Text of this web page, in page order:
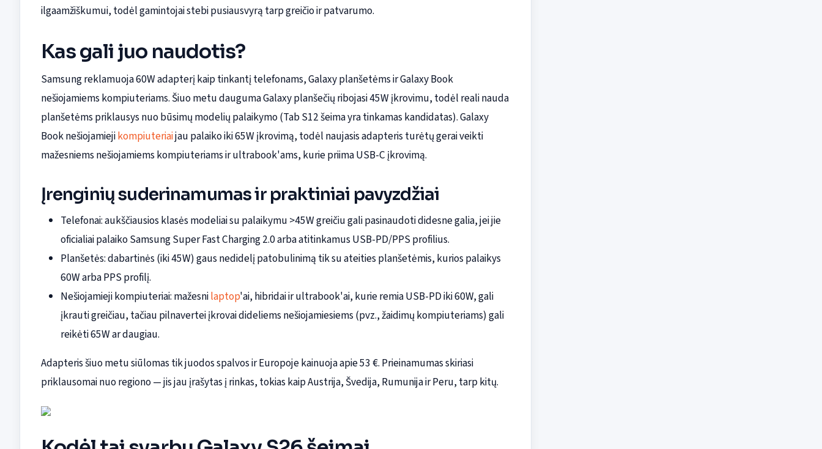
ilgaamžiškumui, todėl gamintojai stebi pusiausvyrą tarp greičio ir patvarumo.
Kas gali juo naudotis?
Samsung reklamuoja 60W adapterį kaip tinkantį telefonams, Galaxy planšetėms ir Galaxy Book
nešiojamiems kompiuteriams. Šiuo metu dauguma Galaxy planšečių ribojasi 45W įkrovimu, todėl reali nauda
planšetėms priklausys nuo būsimų modelių palaikymo (Tab S12 šeima yra tinkamas kandidatas). Galaxy
Book nešiojamiejikompiuteriaijau palaiko iki 65W įkrovimą, todėl naujasis adapteris turėtų gerai veikti
mažesniems nešiojamiems kompiuteriams ir ultrabook'ams, kurie priima USB-C įkrovimą.
Įrenginių suderinamumas ir praktiniai pavyzdžiai
Telefonai: aukščiausios klasės modeliai su palaikymu >45W greičiu gali pasinaudoti didesne galia, jei jie
oficialiai palaiko Samsung Super Fast Charging 2.0 arba atitinkamus USB-PD/PPS profilius.
Planšetės: dabartinės (iki 45W) gaus nedidelį patobulinimą tik su ateities planšetėmis, kurios palaikys
60W arba PPS profilį.
Nešiojamieji kompiuteriai: mažesnilaptop'ai, hibridai ir ultrabook'ai, kurie remia USB-PD iki 60W, gali
įkrauti greičiau, tačiau pilnavertei įkrovai dideliems nešiojamiesiems (pvz., žaidimų kompiuteriams) gali
reikėti 65W ar daugiau.
Adapteris šiuo metu siūlomas tik juodos spalvos ir Europoje kainuoja apie 53 €. Prieinamumas skiriasi
priklausomai nuo regiono — jis jau įrašytas į rinkas, tokias kaip Austrija, Švedija, Rumunija ir Peru, tarp kitų.